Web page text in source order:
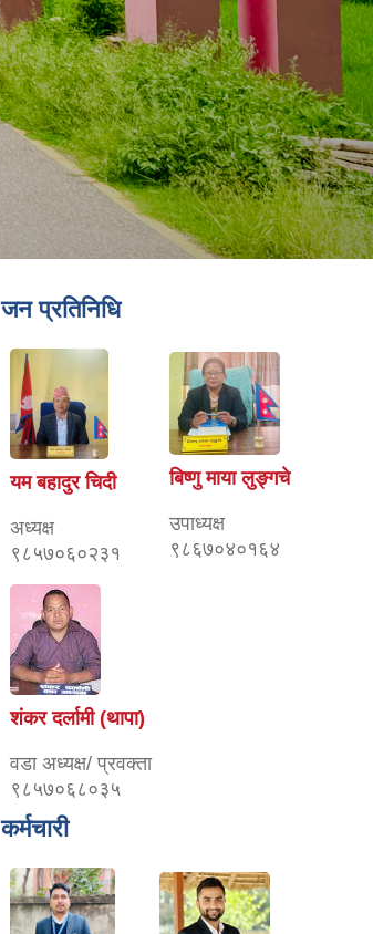
जन प्रतिनिधि
यम बहादुर चिदी
अध्यक्ष
९८५७०६०२३१
बिष्णु माया लुङ्गचे
उपाध्यक्ष
९८६७०४०१६४
शंकर दर्लामी (थापा)
वडा अध्यक्ष/ प्रवक्ता
९८५७०६८०३५
कर्मचारी